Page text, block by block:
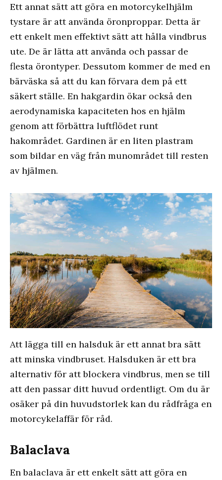
Ett annat sätt att göra en motorcykelhjälm
tystare är att använda öronproppar. Detta är
ett enkelt men effektivt sätt att hålla vindbrus
ute. De är lätta att använda och passar de
flesta örontyper. Dessutom kommer de med en
bärväska så att du kan förvara dem på ett
säkert ställe. En hakgardin ökar också den
aerodynamiska kapaciteten hos en hjälm
genom att förbättra luftflödet runt
hakområdet. Gardinen är en liten plastram
som bildar en väg från munområdet till resten
av hjälmen.
Att lägga till en halsduk är ett annat bra sätt
att minska vindbruset. Halsduken är ett bra
alternativ för att blockera vindbrus, men se till
att den passar ditt huvud ordentligt. Om du är
osäker på din huvudstorlek kan du rådfråga en
motorcykelaffär för råd.
Balaclava
En balaclava är ett enkelt sätt att göra en